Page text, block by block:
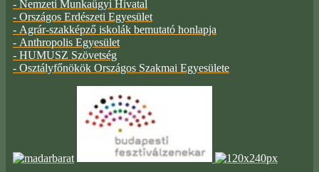
- Nemzeti Munkaügyi Hivatal
- Országos Erdészeti Egyesület
- Agrár-szakképző iskolák bemutató honlapja
- Anthropolis Egyesület
- HUMUSZ Szövetség
- Osztályfőnökök Országos Szakmai Egyesülete